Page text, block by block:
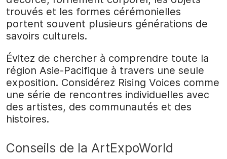
trouvés et les formes cérémonielles
portent souvent plusieurs générations de
savoirs culturels.
Évitez de chercher à comprendre toute la
région Asie-Pacifique à travers une seule
exposition. Considérez Rising Voices comme
une série de rencontres individuelles avec
des artistes, des communautés et des
histoires.
Conseils de la ArtExpoWorld